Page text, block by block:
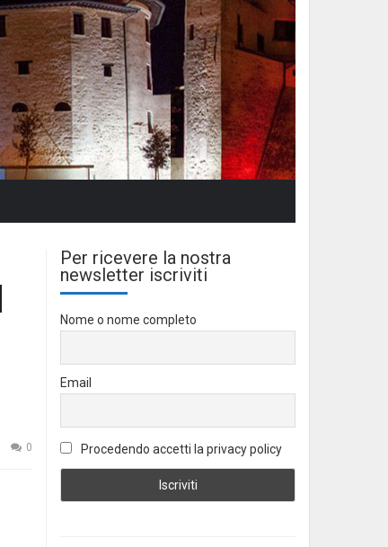
0
Per ricevere la nostra
newsletter iscriviti
Nome o nome completo
Email
Procedendo accetti la privacy policy